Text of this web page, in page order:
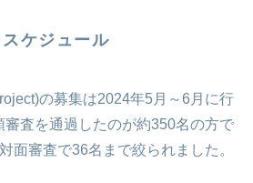
ケジュール
の募集は2024年5月～6月に行
審査を通過したのが約350名の方で
面審査で36名まで絞られました。